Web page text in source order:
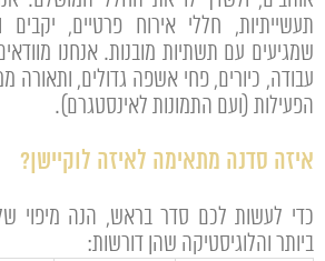
תעשייתיות, חללי אירוח פרטיים,
שמגיעים עם תשתיות מובנות. אנחנו
עבודה, כיורים, פחי אשפה גדולים,
הפעילות (ועם התמונות לאינסטגרם).
איזה סדנה מתאימה לאיזה לוקיישן?
כדי לעשות לכם סדר בראש, הנה מיפוי
ביותר והלוגיסטיקה שהן דורשות: